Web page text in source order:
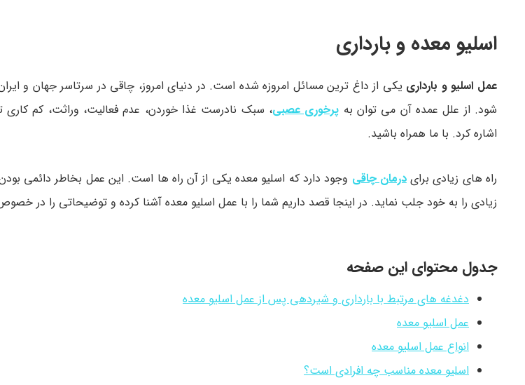
اسلیو معده و بارداری
عمل اسلیو و بارداری یکی از داغ ترین مسائل امروزه شده است. در دنیای امروز، چاقی در سرتاسر جهان و
شود. از علل عمده آن می توان به پرخوری عصبی، سبک نادرست غذا خوردن، عدم فعالیت، وراثت، کم کاری
اشاره کرد. با ما همراه باشید.
راه های زیادی برایدرمان چاقی وجود دارد که اسلیو معده یکی از آن راه ها است. این عمل بخاطر دائمی
زیادی را به خود جلب نماید. در اینجا قصد داریم شما را با عمل اسلیو معده آشنا کرده و توضیحاتی را در
جدول محتوای این صفحه
دغدغه های مرتبط با بارداری و شیردهی پس از عمل اسلیو معده
عمل اسلیو معده
انواع عمل اسلیو معده
اسلیو معده مناسب چه افرادی است؟